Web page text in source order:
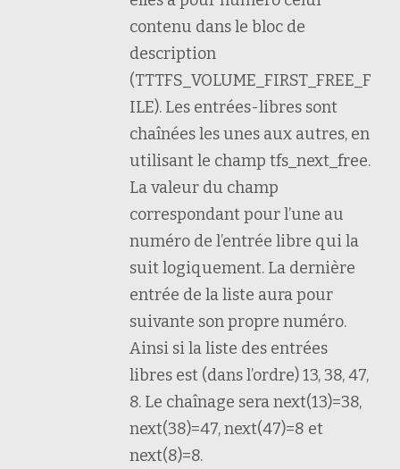
contenu dans le bloc de
description
(TTTFS_VOLUME_FIRST_FREE_F
ILE). Les entrées-libres sont
chaînées les unes aux autres, en
utilisant le champ tfs_next_free.
La valeur du champ
correspondant pour l’une au
numéro de l’entrée libre qui la
suit logiquement. La dernière
entrée de la liste aura pour
suivante son propre numéro.
Ainsi si la liste des entrées
libres est (dans l’ordre) 13, 38, 47,
8. Le chaînage sera next(13)=38,
next(38)=47, next(47)=8 et
next(8)=8.